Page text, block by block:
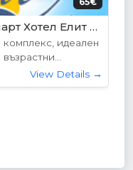
в следните
View Details →